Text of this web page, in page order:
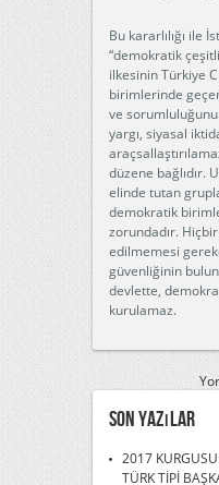
Bu kararlılığı ile
“demokratik
ilkesinin Türkiye
birimlerinde
ve
yargı, siyasal
düzene bağlıdır.
elinde tutan
demokratik
zorundadır.
edilmemesi
güvenliğinin
devlette,
kurulamaz.
Son Yazılar
2017
TÜRK TİPİ